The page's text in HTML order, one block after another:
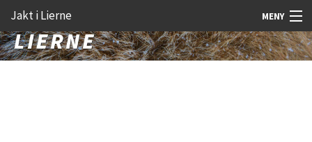
Jakt i Lierne MENY
Nyheter
innholdet
Forstørre